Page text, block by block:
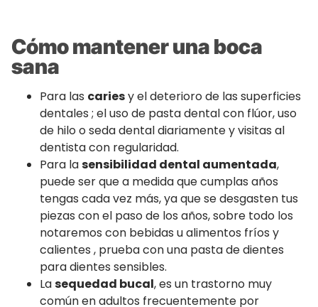
Cómo mantener una boca
sana
Para las cariesy el deterioro de las superficies
dentales ; el uso de pasta dental con flúor, uso
de hilo o seda dental diariamente y visitas al
dentista con regularidad.
Para lasensibilidad dental aumentada,
puede ser que a medida que cumplas años
tengas cada vez más, ya que se desgasten tus
piezas con el paso de los años, sobre todo los
notaremos con bebidas u alimentos fríos y
calientes , prueba con una pasta de dientes
para dientes sensibles.
Lasequedad bucal, es un trastorno muy
común en adultos frecuentemente por